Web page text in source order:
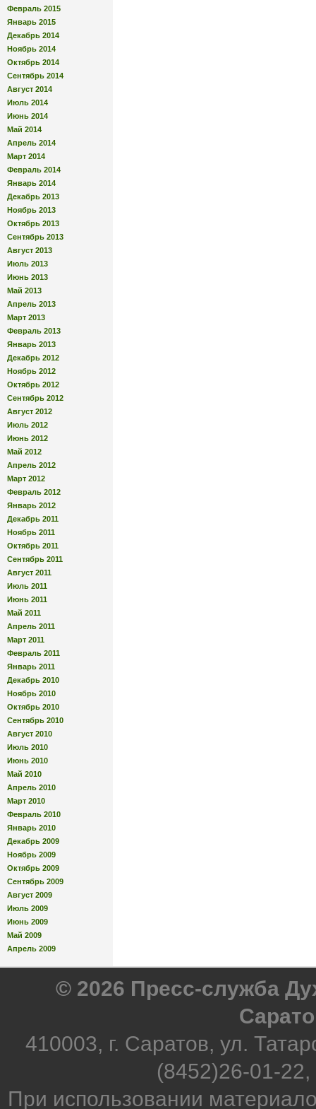
Февраль 2015
Январь 2015
Декабрь 2014
Ноябрь 2014
Октябрь 2014
Сентябрь 2014
Август 2014
Июль 2014
Июнь 2014
Май 2014
Апрель 2014
Март 2014
Февраль 2014
Январь 2014
Декабрь 2013
Ноябрь 2013
Октябрь 2013
Сентябрь 2013
Август 2013
Июль 2013
Июнь 2013
Май 2013
Апрель 2013
Март 2013
Февраль 2013
Январь 2013
Декабрь 2012
Ноябрь 2012
Октябрь 2012
Сентябрь 2012
Август 2012
Июль 2012
Июнь 2012
Май 2012
Апрель 2012
Март 2012
Февраль 2012
Январь 2012
Декабрь 2011
Ноябрь 2011
Октябрь 2011
Сентябрь 2011
Август 2011
Июль 2011
Июнь 2011
Май 2011
Апрель 2011
Март 2011
Февраль 2011
Январь 2011
Декабрь 2010
Ноябрь 2010
Октябрь 2010
Сентябрь 2010
Август 2010
Июль 2010
Июнь 2010
Май 2010
Апрель 2010
Март 2010
Февраль 2010
Январь 2010
Декабрь 2009
Ноябрь 2009
Октябрь 2009
Сентябрь 2009
Август 2009
Июль 2009
Июнь 2009
Май 2009
Апрель 2009
© 2026 Пресс-служба
410003, г. Саратов, ул.
(8452)26-01-
При использовании